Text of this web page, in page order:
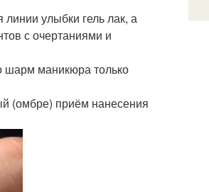
улыбки гель лак, а
с очертаниями и
шарм маникюра только
(омбре) приём нанесения